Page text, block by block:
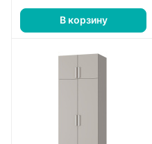
В корзину